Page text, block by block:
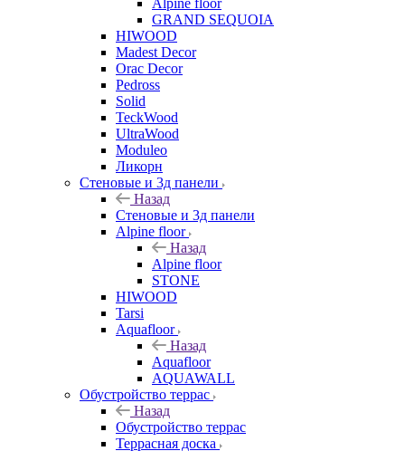
Alpine floor
GRAND SEQUOIA
HIWOOD
Madest Decor
Orac Decor
Pedross
Solid
TeckWood
UltraWood
Moduleo
Ликорн
Стеновые и 3д панели
Назад
Стеновые и 3д панели
Alpine floor
Назад
Alpine floor
STONE
HIWOOD
Tarsi
Aquafloor
Назад
Aquafloor
AQUAWALL
Обустройство террас
Назад
Обустройство террас
Террасная доска